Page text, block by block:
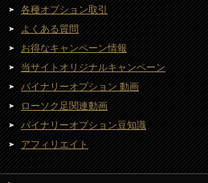
各種オプション取引
よくある質問
お得なキャンペーン情報
当サイトオリジナルキャンペーン
バイナリーオプション 動画
ローソク足関連動画
バイナリーオプション豆知識
アフィリエイト